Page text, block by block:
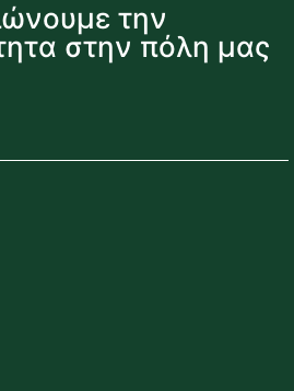
την
στην πόλη μας